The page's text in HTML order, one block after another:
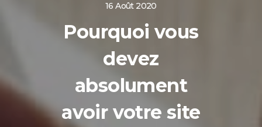
16 Août 2020
Pourquoi vous
devez
absolument
avoir votre site